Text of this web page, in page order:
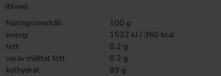
(bivax).
Näringsinnehåll
100 g
energi
1532 kJ / 360 kcal
fett
0.2 g
varav mättat fett
0.2 g
kolhydrat
89 g